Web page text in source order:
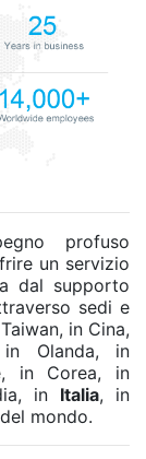
profuso
un servizio
dal supporto
sedi e
in Cina,
Olanda, in
in Corea, in
in Italia, in
mondo.